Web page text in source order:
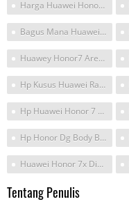
Harga Huawei Honor 7
Bagus Mana Huawei Honor6x Dengan Honor 7
Huawey Honor7 Arenasmartphone
Hp Kusus Huawei Ram 4 Kamera Depan 20mp Terbaru
Hp Huawei Honor 7 Khusus Ram 4 Terbaru
Hp Honor Dg Body Bagus
Huawei Honor 7x Dipasarkan
Tentang Penulis